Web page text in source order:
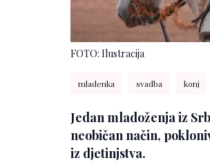
FOTO: Ilustracija
mladenka svadba konj
Jedan mladoženja iz
neobičan način,
iz djetinjstva.